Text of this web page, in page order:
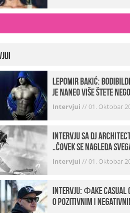
Lepomir Bakić:
je naneo više štete nego
koristi!
Intervjui //01. Oktobar
Intervju sa DJ
„Čovek se nagleda
je noćni život u pitanju.
klubovima najmanje
Intervjui //01. Oktobar
INTERVJU: Фake
o pozitivnim i